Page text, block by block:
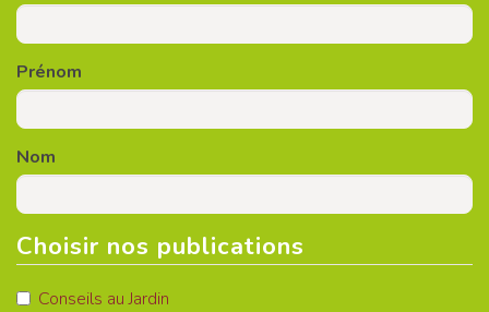
Prénom
Nom
Choisir nos publications
Conseils au Jardin